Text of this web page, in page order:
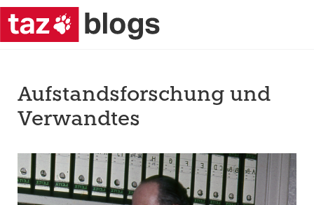
Aufstandsforschung und
Verwandtes